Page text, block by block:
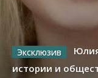
истории и